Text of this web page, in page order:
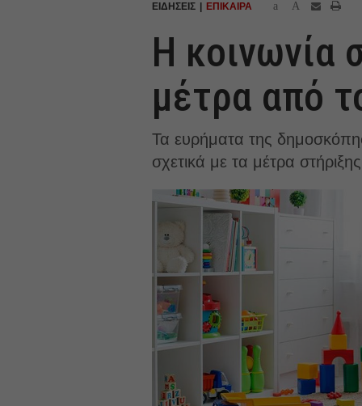
ΕΙΔΗΣΕΙΣ ΕΠΙΚΑΙΡΑ a A
Η κοινωνία
μέτρα από
Τα ευρήματα της
σχετικά με τα μέτρα